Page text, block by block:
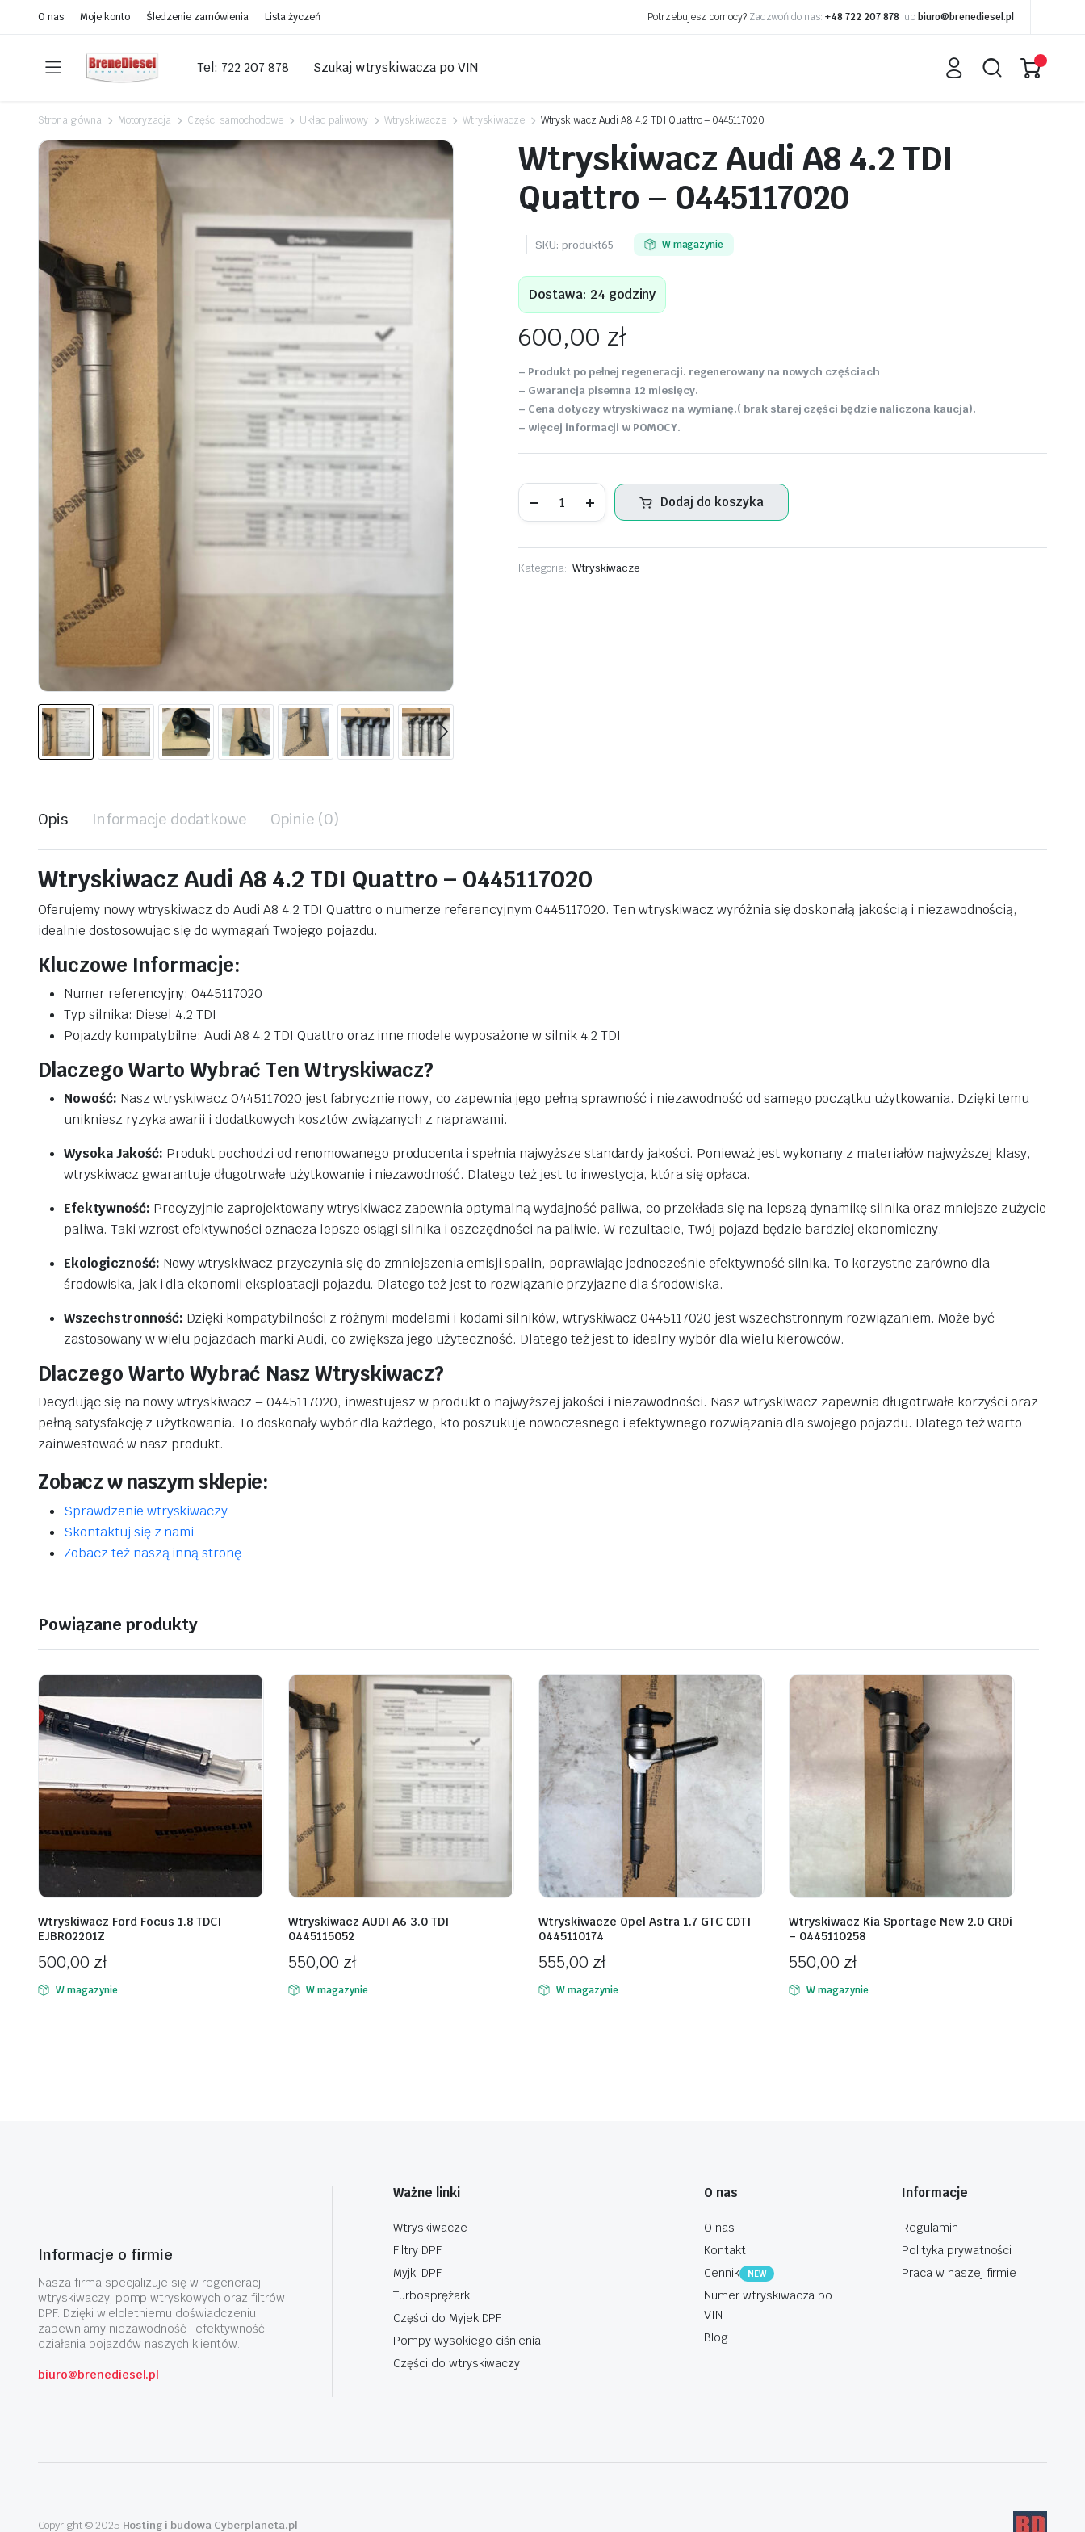
O nas Moje konto Śledzenie zamówienia Lista życzeń Potrzebujesz pomocy? Zadzwoń do nas: +48 722 207 878 lub biuro@brenediesel.pl
Tel: 722 207 878 Szukaj wtryskiwacza po VIN
Strona główna Motoryzacja Części samochodowe Układ paliwowy Wtryskiwacze Wtryskiwacze Wtryskiwacz Audi A8 4.2 TDI Quattro – 0445117020
Wtryskiwacz Audi A8 4.2 TDI
Quattro – 0445117020
SKU: produkt65 W magazynie
Dostawa: 24 godziny
600,00 zł
– Produkt po pełnej regeneracji. regenerowany na nowych częściach
– Gwarancja pisemna 12 miesięcy.
– Cena dotyczy wtryskiwacz na wymianę.( brak starej części będzie naliczona kaucja).
– więcej informacji w POMOCY.
Wtryskiwacz
Audi
TDI
-
Dodaj do koszyka
Kategoria: Wtryskiwacze
Opis Informacje dodatkowe Opinie (0)
Wtryskiwacz Audi A8 4.2 TDI Quattro – 0445117020
Oferujemy nowy wtryskiwacz do Audi A8 4.2 TDI Quattro o numerze referencyjnym 0445117020. Ten wtryskiwacz wyróżnia się doskonałą jakością i niezawodnością,
idealnie dostosowując się do wymagań Twojego pojazdu.
Kluczowe Informacje:
Numer referencyjny: 0445117020
Typ silnika: Diesel 4.2 TDI
Pojazdy kompatybilne: Audi A8 4.2 TDI Quattro oraz inne modele wyposażone w silnik 4.2 TDI
Dlaczego Warto Wybrać Ten Wtryskiwacz?
Nowość: Nasz wtryskiwacz 0445117020 jest fabrycznie nowy, co zapewnia jego pełną sprawność i niezawodność od samego początku użytkowania. Dzięki temu
unikniesz ryzyka awarii i dodatkowych kosztów związanych z naprawami.
Wysoka Jakość: Produkt pochodzi od renomowanego producenta i spełnia najwyższe standardy jakości. Ponieważ jest wykonany z materiałów najwyższej klasy,
wtryskiwacz gwarantuje długotrwałe użytkowanie i niezawodność. Dlatego też jest to inwestycja, która się opłaca.
Efektywność: Precyzyjnie zaprojektowany wtryskiwacz zapewnia optymalną wydajność paliwa, co przekłada się na lepszą dynamikę silnika oraz mniejsze zużycie
paliwa. Taki wzrost efektywności oznacza lepsze osiągi silnika i oszczędności na paliwie. W rezultacie, Twój pojazd będzie bardziej ekonomiczny.
Ekologiczność: Nowy wtryskiwacz przyczynia się do zmniejszenia emisji spalin, poprawiając jednocześnie efektywność silnika. To korzystne zarówno dla
środowiska, jak i dla ekonomii eksploatacji pojazdu. Dlatego też jest to rozwiązanie przyjazne dla środowiska.
Wszechstronność: Dzięki kompatybilności z różnymi modelami i kodami silników, wtryskiwacz 0445117020 jest wszechstronnym rozwiązaniem. Może być
zastosowany w wielu pojazdach marki Audi, co zwiększa jego użyteczność. Dlatego też jest to idealny wybór dla wielu kierowców.
Dlaczego Warto Wybrać Nasz Wtryskiwacz?
Decydując się na nowy wtryskiwacz – 0445117020, inwestujesz w produkt o najwyższej jakości i niezawodności. Nasz wtryskiwacz zapewnia długotrwałe korzyści oraz
pełną satysfakcję z użytkowania. To doskonały wybór dla każdego, kto poszukuje nowoczesnego i efektywnego rozwiązania dla swojego pojazdu. Dlatego też warto
zainwestować w nasz produkt.
Zobacz w naszym sklepie:
Sprawdzenie wtryskiwaczy
Skontaktuj się z nami
Zobacz też naszą inną stronę
Powiązane produkty
Wtryskiwacz Ford Focus 1.8 TDCI
EJBR02201Z
500,00 zł
W magazynie
Wtryskiwacz AUDI A6 3.0 TDI
0445115052
550,00 zł
W magazynie
Wtryskiwacze Opel Astra 1.7 GTC CDTI
0445110174
555,00 zł
W magazynie
Wtryskiwacz Kia Sportage New 2.0 CRDi
– 0445110258
550,00 zł
W magazynie
Informacje o firmie
Nasza firma specjalizuje się w regeneracji
wtryskiwaczy, pomp wtryskowych oraz filtrów
DPF. Dzięki wieloletniemu doświadczeniu
zapewniamy niezawodność i efektywność
działania pojazdów naszych klientów.
biuro@brenediesel.pl
Ważne linki
Wtryskiwacze
Filtry DPF
Myjki DPF
Turbosprężarki
Części do Myjek DPF
Pompy wysokiego ciśnienia
Części do wtryskiwaczy
O nas
O nas
Kontakt
Cennik
NEW
Numer wtryskiwacza po
VIN
Blog
Informacje
Regulamin
Polityka prywatności
Praca w naszej firmie
Copyright © 2025 Hosting i budowa Cyberplaneta.pl